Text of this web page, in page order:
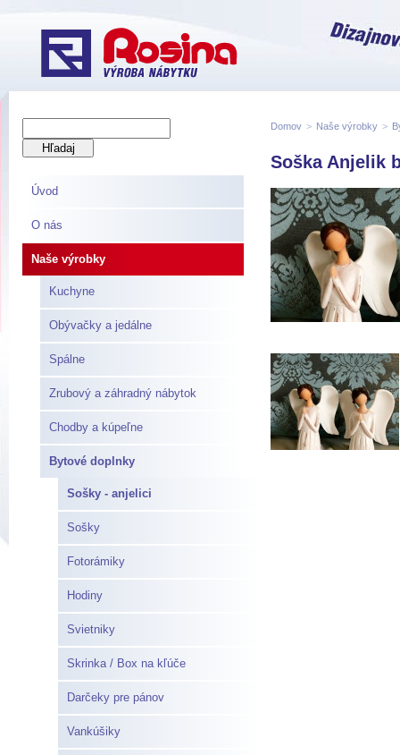
Úvod
O nás
Naše výrobky
Kuchyne
Obývačky a jedálne
Spálne
Zrubový a záhradný nábytok
Chodby a kúpeľne
Bytové doplnky
Sošky - anjelici
Sošky
Fotorámiky
Hodiny
Svietniky
Skrinka / Box na kľúče
Darčeky pre pánov
Vankúšiky
Domov > Naše výrobky >
Soška Anjelik